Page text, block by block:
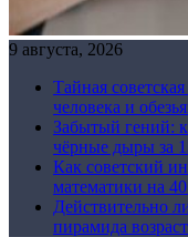
9 августа, 2026
Тайная
человека и
Забытый гений:
чёрные дыры за
Как советский
математики на
Действительно
пирамида